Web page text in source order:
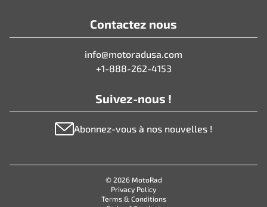
Contactez nous
info@motoradusa.com
+1-888-262-4153
Suivez-nous !
Abonnez-vous à nos nouvelles !
© 2026 MotoRad
Privacy Policy
Terms & Conditions